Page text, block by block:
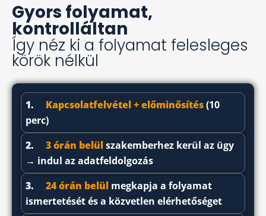
Gyors folyamat,
kontrolláltan
Így néz ki a folyamat felesleges
körök nélkül
1. Kapcsolatfelvétel + előminősítés(10
perc)
2. 3 órán belülszakemberhez kerül az ügy
→ indul az adatfeldolgozás
3. 24 órán belül megkapja a folyamat
ismertetését és a közvetlen elérhetőséget